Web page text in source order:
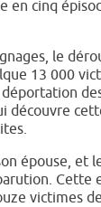
en cinq
le
13 000
découvre
épouse, et
Cette
victimes